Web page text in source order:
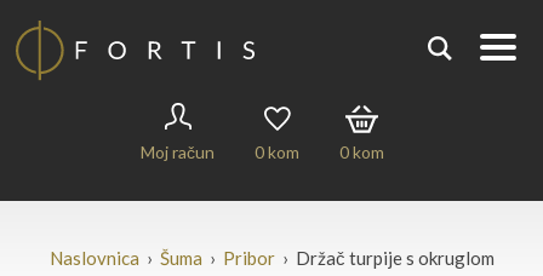
Moj račun 0kom 0kom
Naslovnica › Šuma › Pribor› Držač turpije s okruglom